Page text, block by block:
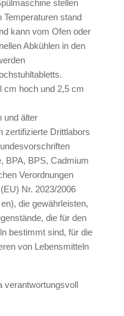
stellen
Temperaturen stand
kann vom Ofen oder
Abkühlen in den
cm hoch und 2,5 cm
und älter
zertifizierte Drittlabors
BPA, BPS, Cadmium
Verordnungen
Nr. 2023/2006
die gewährleisten,
die für den
bestimmt sind, für die
von Lebensmitteln
verantwortungsvoll